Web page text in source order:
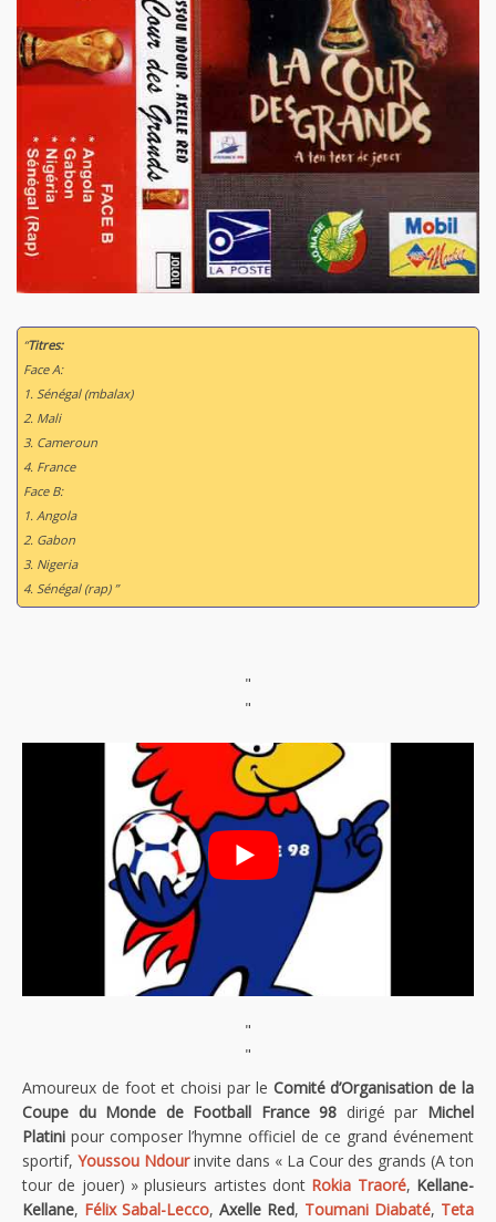
“Titres:
Face A:
1. Sénégal (mbalax)
2. Mali
3. Cameroun
4. France
Face B:
1. Angola
2. Gabon
3. Nigeria
4. Sénégal (rap) ”
"
"
"
"
Amoureux de foot et choisi par le Comité d’Organisation de la
Coupe du Monde de Football France 98 dirigé par Michel
Platini pour composer l’hymne officiel de ce grand événement
sportif, Youssou Ndourinvite dans « La Cour des grands (A ton
tour de jouer) » plusieurs artistes dont Rokia Traoré, Kellane-
Kellane, Félix Sabal-Lecco, Axelle Red, Toumani Diabaté, Teta